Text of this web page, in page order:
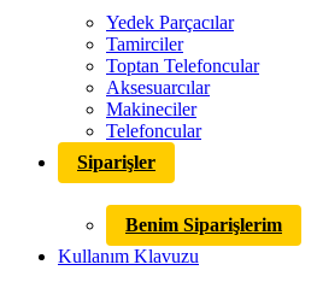
Yedek Parçacılar
Tamirciler
Toptan Telefoncular
Aksesuarcılar
Makineciler
Telefoncular
Siparişler
Benim Siparişlerim
Kullanım Klavuzu